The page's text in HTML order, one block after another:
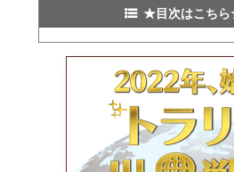
★目次はこち